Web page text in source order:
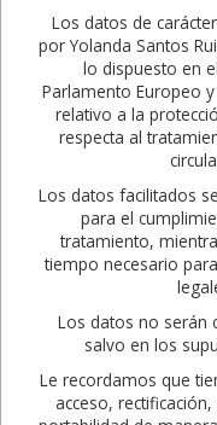
Los datos de
por Yolanda Santos
lo dispuesto en
Parlamento Europeo
relativo a la
respecta al
Los datos facilitados
para el
tratamiento,
tiempo necesario
Los datos no serán
salvo en los
Le recordamos que
acceso,